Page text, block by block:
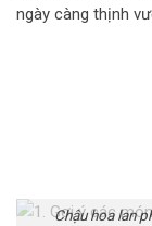
ngày càng thịnh
Chậu hoa lan